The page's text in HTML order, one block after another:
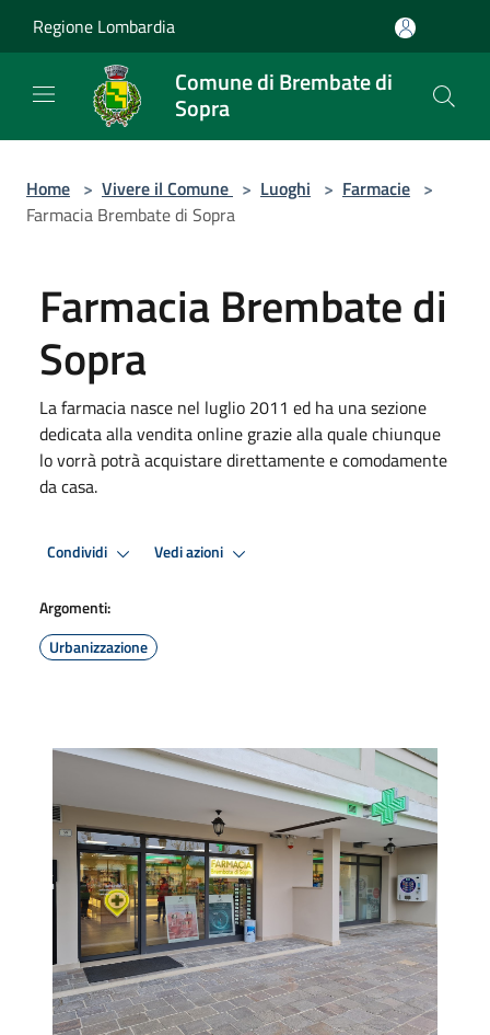
Regione Lombardia
Comune di Brembate di
Sopra
Home > Vivere il Comune > Luoghi > Farmacie >
Farmacia Brembate di Sopra
Farmacia Brembate di
Sopra
La farmacia nasce nel luglio 2011 ed ha una sezione
dedicata alla vendita online grazie alla quale chiunque
lo vorrà potrà acquistare direttamente e comodamente
da casa.
Condividi Vedi azioni
Argomenti:
Urbanizzazione